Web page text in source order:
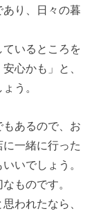
り、日々の暮
いるところを
心かも」と、
う。
もあるので、お
一緒に行った
いでしょう。
ものです。
われたなら、